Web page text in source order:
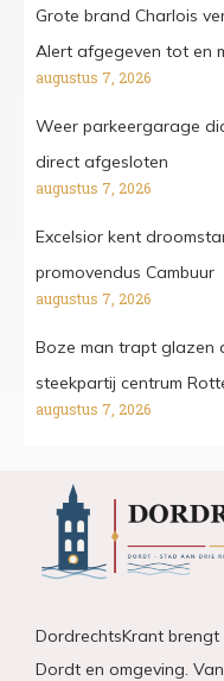
Grote brand Charlois
Alert afgegeven tot en
augustus 7, 2026
Weer parkeergarage
direct afgesloten
augustus 7, 2026
Excelsior kent
promovendus Cambuur
augustus 7, 2026
Boze man trapt glazen
steekpartij centrum
augustus 7, 2026
DordrechtsKrant
Dordt en omgeving.